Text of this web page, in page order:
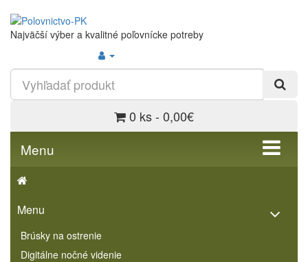
Najväčší výber a kvalitné poľovnícke potreby
0 ks - 0,00€
Menu
Menu
Brúsky na ostrenie
Digitálne nočné videnie